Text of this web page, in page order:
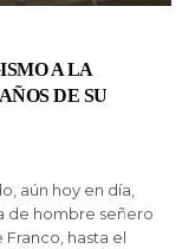
A LA
DE SU
aún hoy en día,
de hombre señero
hasta el